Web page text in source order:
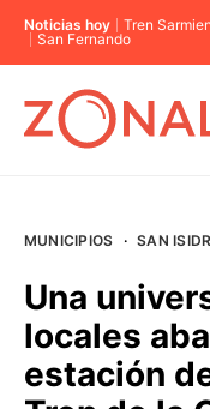
Noticias hoy Tren
San Fernando
BUENOS AIRES
MUNICIPIOS · SAN
Una
locales
estación